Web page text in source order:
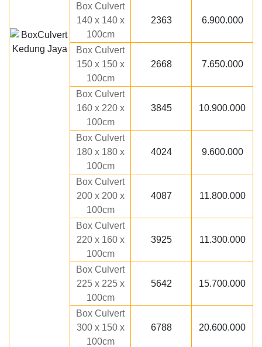
Box Culvert
140 x 140 x
100cm
2363 6.900.000
Box Culvert
150 x 150 x
100cm
2668 7.650.000
Box Culvert
160 x 220 x
100cm
3845 10.900.000
Box Culvert
180 x 180 x
100cm
4024 9.600.000
Box Culvert
200 x 200 x
100cm
4087 11.800.000
Box Culvert
220 x 160 x
100cm
3925 11.300.000
Box Culvert
225 x 225 x
100cm
5642 15.700.000
Box Culvert
300 x 150 x
100cm
6788 20.600.000